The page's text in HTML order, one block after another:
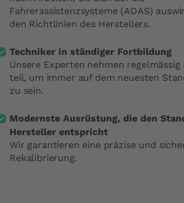
Fahrerassistenzsysteme (ADAS)
den Richtlinien des Herstellers.
Techniker in ständiger Fortbildung
Unsere Experten nehmen regelmässig
teil, um immer auf dem neuesten
zu sein.
Modernste Ausrüstung, die den
Hersteller entspricht
Wir garantieren eine präzise und
Rekalibrierung.